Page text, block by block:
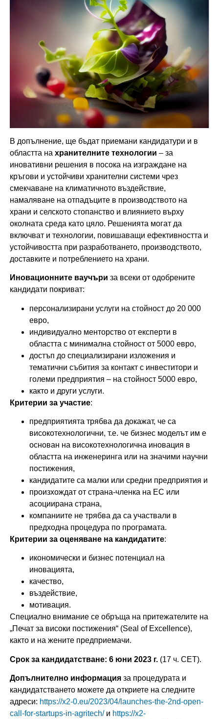
В допълнение, ще бъдат приемани кандидатури и в
областта на хранителните технологии – за
иновативни решения в посока на изграждане на
кръгови и устойчиви хранителни системи чрез
смекчаване на климатичното въздействие,
намаляване на отпадъците в производството на
храни и селското стопанство и влиянието върху
околната среда като цяло. Решенията могат да
включват и технологии, повишаващи ефективността и
устойчивостта при разработването, производството,
доставките и потреблението на храни.
Иновационните ваучъри за всеки от одобрените
кандидати покриват:
персонализирани услуги на стойност до 20 000
евро,
индивидуално менторство от експерти в
областта с минимална стойност от 5000 евро,
достъп до специализирани изложения и
тематични събития за контакт с инвеститори и
големи предприятия – на стойност 5000 евро,
както и други услуги.
Критерии за участие:
предприятията трябва да докажат, че са
високотехнологични, т.е. че бизнес моделът им е
основан на високотехнологична иновация в
областта на инженеринга или на значими научни
постижения,
кандидатите са малки или средни предприятия и
произхождат от страна-членка на ЕС или
асоциирана страна,
компаниите не трябва да са участвали в
предходна процедура по програмата.
Критерии за оценяване на кандидатите:
икономически и бизнес потенциал на
иновацията,
качество,
въздействие,
мотивация.
Специално внимание се обръща на притежателите на
„Печат за високи постижения“ (Seal of Excellence),
както и на жените предприемачи.
Срок за кандидатстване: 6 юни 2023 г. (17 ч. СЕТ).
Допълнително информация за процедурата и
кандидатстването можете да откриете на следните
адреси: https://x2-0.eu/2023/04/launches-the-2nd-open-
call-for-startups-in-agritech/и https://x2-